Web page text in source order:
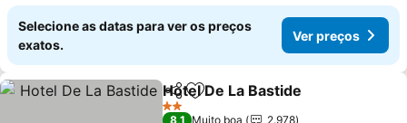
Selecione as datas para ver os preços
exatos.
Ver preços
PartilharAdicionar aos favoritos
Hotel De La Bastide
2 Estrelas
8,1 Muito boa
2.978